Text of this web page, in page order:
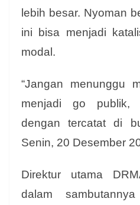
lebih besar. Nyoman
ini bisa menjadi
modal.
“Jangan menunggu
menjadi go publik,
dengan tercatat di
Senin, 20 Desember
Direktur utama
dalam